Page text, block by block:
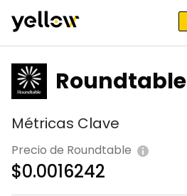
Roundtable
Métricas Clave
Precio de Roundtable
$0.0016242